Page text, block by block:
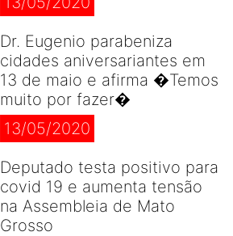
Dr. Eugenio parabeniza
cidades aniversariantes em
13 de maio e afirma �Temos
muito por fazer�
13/05/2020
Deputado testa positivo para
covid 19 e aumenta tensão
na Assembleia de Mato
Grosso